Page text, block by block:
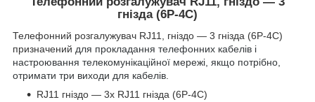
гнізда (6P-4C)
Телефонний розгалужувач RJ11, гніздо — 3 гнізда (6P-4C)
призначений для прокладання телефонних кабелів і
настроювання телекомунікаційної мережі, якщо потрібно,
отримати три виходи для кабелів.
RJ11 гніздо — 3х RJ11 гнізда (6P-4C)